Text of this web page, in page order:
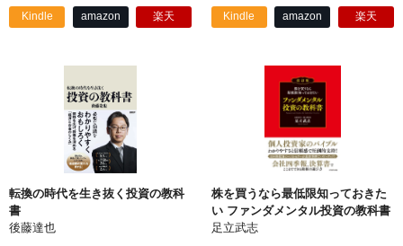
Kindle amazon 楽天 Kindle amazon 楽天
転換の時代を生き抜く投資の教科
書
後藤達也
株を買うなら最低限知っておきた
い ファンダメンタル投資の教科書
足立武志